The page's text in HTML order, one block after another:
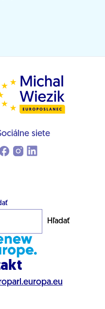
siete
Hľadať